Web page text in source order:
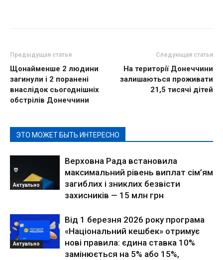
Предыдущая статья
Щонайменше 2 людини
загинули і 2 поранені
внаслідок сьогоднішніх
обстрілів Донеччини
Следующая статья
На території Донеччини
залишаються проживати
21,5 тисячі дітей
ЭТО МОЖЕТ БЫТЬ ИНТЕРЕСНО
Актуально
Верховна Рада встановила
максимальний рівень виплат сім’ям
загиблих і зниклих безвісти
захисників — 15 млн грн
Актуально
Від 1 березня 2026 року програма
«Національний кешбек» отримує
нові правила: єдина ставка 10%
замінюється на 5% або 15%,